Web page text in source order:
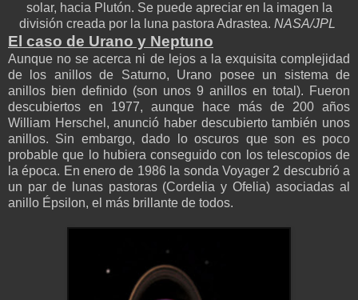
solar, hacia Plutón. Se puede apreciar en la imagen la
división creada por la luna pastora Adrastea. NASA/JPL
El caso de Urano y Neptuno
Aunque no se acerca ni de lejos a la exquisita complejidad
de los anillos de Saturno, Urano posee un sistema de
anillos bien definido (son unos 9 anillos en total). Fueron
descubiertos en 1977, aunque hace más de 200 años
William Herschel, anunció haber descubierto también unos
anillos. Sin embargo, dado lo oscuros que son es poco
probable que lo hubiera conseguido con los telescopios de
la época. En enero de 1986 la sonda Voyager 2 descubrió a
un par de lunas pastoras (Cordelia y Ofelia) asociadas al
anillo Épsilon, el más brillante de todos.